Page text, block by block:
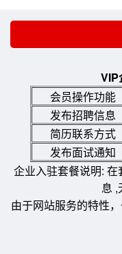
VIP
会员操作功能
发布招聘信息
简历联系方式
发布面试通知
企业入驻套餐说明:
息 ,
由于网站服务的特性